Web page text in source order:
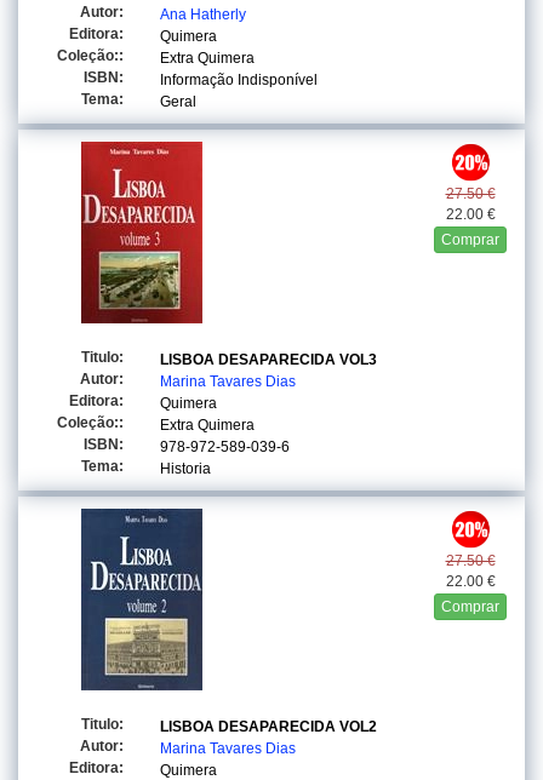
Autor:
Ana Hatherly
Editora:
Quimera
Coleção::
Extra Quimera
ISBN:
Informação Indisponível
Tema:
Geral
27.50 €
22.00 €
Comprar
Titulo:
LISBOA DESAPARECIDA VOL3
Autor:
Marina Tavares Dias
Editora:
Quimera
Coleção::
Extra Quimera
ISBN:
978-972-589-039-6
Tema:
Historia
27.50 €
22.00 €
Comprar
Titulo:
LISBOA DESAPARECIDA VOL2
Autor:
Marina Tavares Dias
Editora:
Quimera